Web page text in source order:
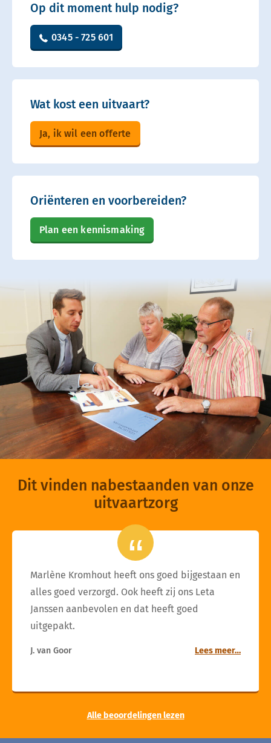
Op dit moment hulp nodig?
0345 - 725 601
Wat kost een uitvaart?
Ja, ik wil een offerte
Oriënteren en voorbereiden?
Plan een kennismaking
Dit vinden nabestaanden van onze
uitvaartzorg
Marlène Kromhout heeft ons goed bijgestaan en
alles goed verzorgd. Ook heeft zij ons Leta
Janssen aanbevolen en dat heeft goed
uitgepakt.
J. van Goor Lees meer…
Alle beoordelingen lezen